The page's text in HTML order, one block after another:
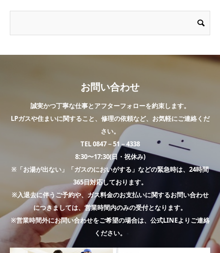
お問い合わせ
誠実かつ丁寧な仕事とアフターフォローを約束します。
LPガスや住まいに関すること、修理の依頼など、お気軽にご連絡くだ
さい。
TEL 0847－51－4338
8:30〜17:30(日・祝休み)
※「お湯が出ない」「ガスのにおいがする」などの緊急時は、24時間
365日対応しております。
※入退去に伴うご予約や、ガス料金のお支払いに関するお問い合わせ
につきましては、営業時間内のみの受付となります。
※営業時間外にお問い合わせをご希望の場合は、公式LINEよりご連絡
ください。